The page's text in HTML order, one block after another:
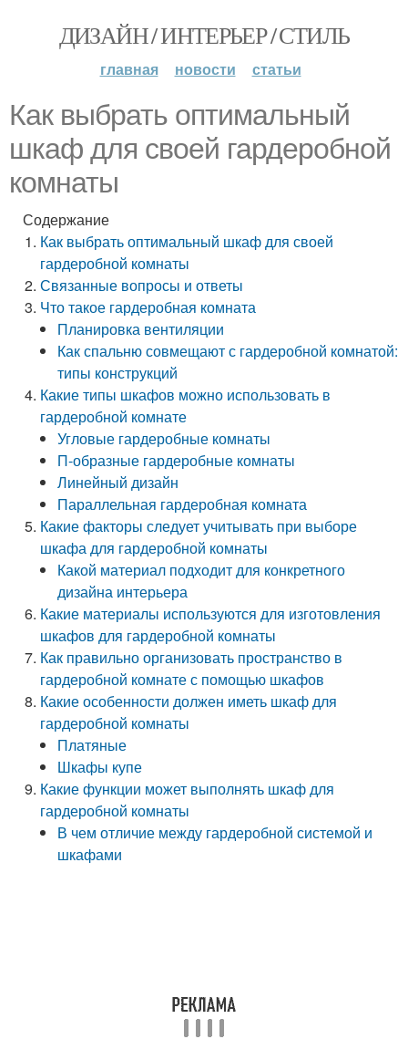
ДИЗАЙН / ИНТЕРЬЕР / СТИЛЬ
главная новости статьи
Как выбрать оптимальный
шкаф для своей гардеробной
комнаты
Содержание
Как выбрать оптимальный шкаф для своей
гардеробной комнаты
Связанные вопросы и ответы
Что такое гардеробная комната
Планировка вентиляции
Как спальню совмещают с гардеробной комнатой:
типы конструкций
Какие типы шкафов можно использовать в
гардеробной комнате
Угловые гардеробные комнаты
П-образные гардеробные комнаты
Линейный дизайн
Параллельная гардеробная комната
Какие факторы следует учитывать при выборе
шкафа для гардеробной комнаты
Какой материал подходит для конкретного
дизайна интерьера
Какие материалы используются для изготовления
шкафов для гардеробной комнаты
Как правильно организовать пространство в
гардеробной комнате с помощью шкафов
Какие особенности должен иметь шкаф для
гардеробной комнаты
Платяные
Шкафы купе
Какие функции может выполнять шкаф для
гардеробной комнаты
В чем отличие между гардеробной системой и
шкафами